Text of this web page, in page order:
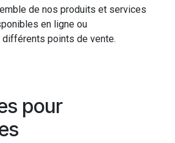
de nos produits et services
en ligne ou
différents points de vente.
pour